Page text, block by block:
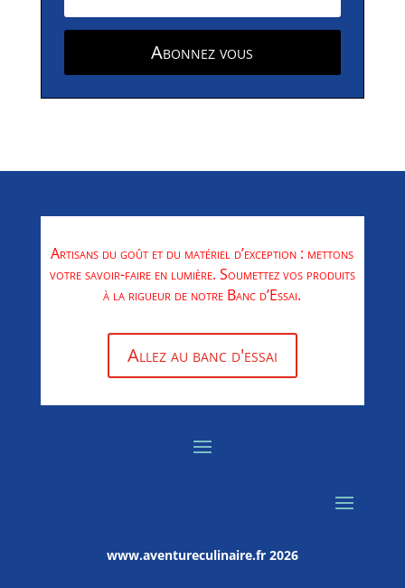
Abonnez vous
Artisans du goût et du matériel d’exception : mettons
votre savoir-faire en lumière. Soumettez vos produits
à la rigueur de notre Banc d’Essai.
Allez au banc d'essai
www.aventureculinaire.fr2026